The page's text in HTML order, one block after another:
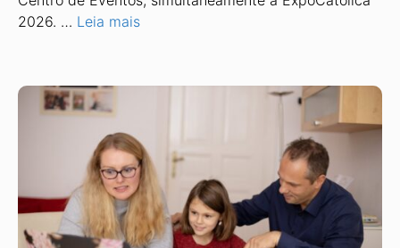
2026. … Leia mais